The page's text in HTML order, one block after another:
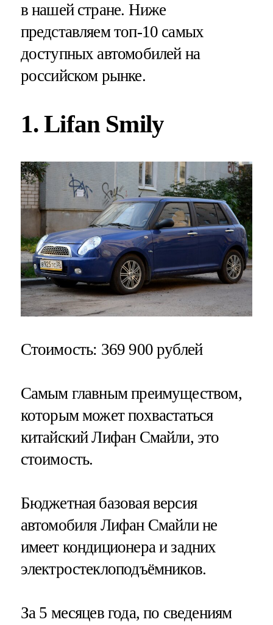
в нашей стране. Ниже
представляем топ-10 самых
доступных автомобилей на
российском рынке.
1. Lifan Smily
Стоимость: 369 900 рублей
Самым главным преимуществом,
которым может похвастаться
китайский Лифан Смайли, это
стоимость.
Бюджетная базовая версия
автомобиля Лифан Смайли не
имеет кондиционера и задних
электростеклоподъёмников.
За 5 месяцев года, по сведениям